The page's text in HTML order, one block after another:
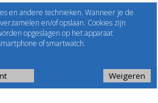
EShop-nummer
Wachtwoord
en andere technieken. Wanneer je de
en/of opslaan. Cookies zijn
opgeslagen op het apparaat
of smartwatch.
Weigeren